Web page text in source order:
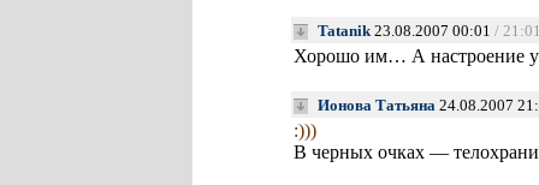
Tatanik23.08.2007 00:01 /
Хорошо им… А настроение у
Ионова Татьяна 24.08.2007
:)))
В черных очках —